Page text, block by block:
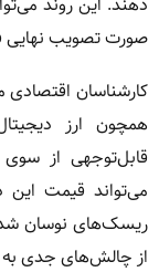
صورت تصویب نهایی
کارشناسان اقتصادی
همچون ارز
قابل‌توجهی از
می‌تواند قیمت این
ریسک‌های نوسان
از چالش‌های جدی به